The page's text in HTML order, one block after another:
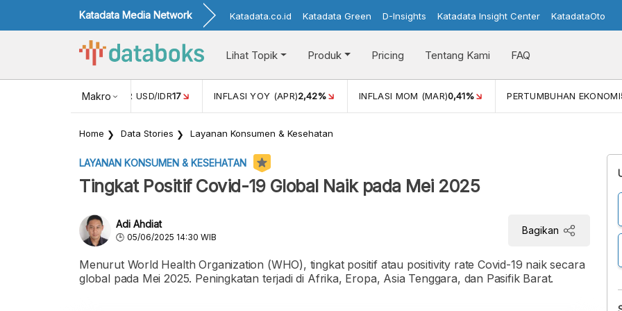
Katadata Media Network Katadata.co.id Katadata Green D-Insights Katadata Insight Center KatadataOto
Lihat Topik Produk Pricing Tentang Kami FAQ
Makro
NILAI TUKAR USD/IDR17 INFLASI YOY (APR)2,42% INFLASI MOM (MAR)0,41% PERTUMBUHAN EKONOMI
Home Data Stories Layanan Konsumen & Kesehatan
LAYANAN KONSUMEN & KESEHATAN
Tingkat Positif Covid-19 Global Naik pada Mei 2025
Adi Ahdiat
05/06/2025 14:30 WIB
Bagikan
Menurut World Health Organization (WHO), tingkat positif atau positivity rate Covid-19 naik secara
global pada Mei 2025. Peningkatan terjadi di Afrika, Eropa, Asia Tenggara, dan Pasifik Barat.